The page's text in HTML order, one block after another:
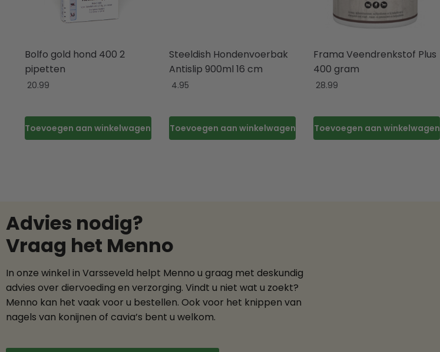
Bolfo gold hond 400 2
pipetten
20.99
Toevoegen aan winkelwagen
Steeldish Hondenvoerbak
Antislip 900ml 16 cm
4.95
Toevoegen aan winkelwagen
Frama Veendrenkstof Plus
400 gram
28.99
Toevoegen aan winkelwagen
Advies nodig?
Vraag het Menno
In onze winkel in Varsseveld helpt Menno u graag met deskundig
advies over diervoeding en verzorging. Vindt u niet wat u zoekt?
Menno kan het vaak voor u bestellen. Ook voor het knippen van
nagels van konijnen of cavia’s bent u welkom.